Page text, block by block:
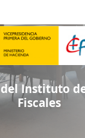
Instituto
Fiscales